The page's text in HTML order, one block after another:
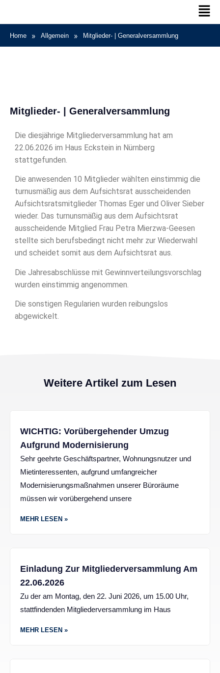
Home » Allgemein » Mitglieder- | Generalversammlung
Mitglieder- | Generalversammlung
Die diesjährige Mitgliederversammlung hat am
22.06.2026 im Haus Eckstein in Nürnberg
stattgefunden.
Die anwesenden 10 Mitglieder wählten einstimmig die
turnusmäßig aus dem Aufsichtsrat ausscheidenden
Aufsichtsratsmitglieder Thomas Eger und Oliver Sieber
wieder. Das turnunsmäßig aus dem Aufsichtsrat
ausscheidende Mitglied Frau Petra Mierzwa-Geesen
stellte sich berufsbedingt nicht mehr zur Wiederwahl
und scheidet somit aus dem Aufsichtsrat aus.
Die Jahresabschlüsse mit Gewinnverteilungsvorschlag
wurden einstimmig angenommen.
Die sonstigen Regularien wurden reibungslos
abgewickelt.
Weitere Artikel zum Lesen
WICHTIG: Vorübergehender Umzug
Aufgrund Modernisierung
Sehr geehrte Geschäftspartner, Wohnungsnutzer und
Mietinteressenten, aufgrund umfangreicher
Modernisierungsmaßnahmen unserer Büroräume
müssen wir vorübergehend unsere
MEHR LESEN »
Einladung Zur Mitgliederversammlung Am
22.06.2026
Zu der am Montag, den 22. Juni 2026, um 15.00 Uhr,
stattfindenden Mitgliederversammlung im Haus
MEHR LESEN »